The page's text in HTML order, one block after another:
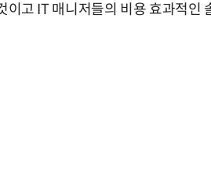
이고 IT 매니저들의 비용 효과적인